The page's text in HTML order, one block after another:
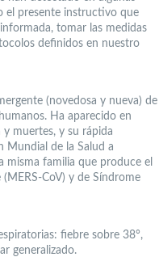
el presente instructivo que
tomar las medidas
definidos en nuestro
(novedosa y nueva) de
Ha aparecido en
muertes, y su rápida
Mundial de la Salud a
misma familia que produce el
CoV) y de Síndrome
fiebre sobre 38°,
generalizado.